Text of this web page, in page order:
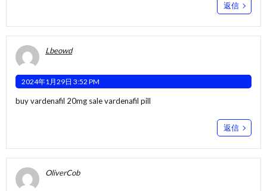
返信
Lbeowd
2024年1月29日 3:52 PM
buy vardenafil 20mg salevardenafil pill
返信
OliverCob